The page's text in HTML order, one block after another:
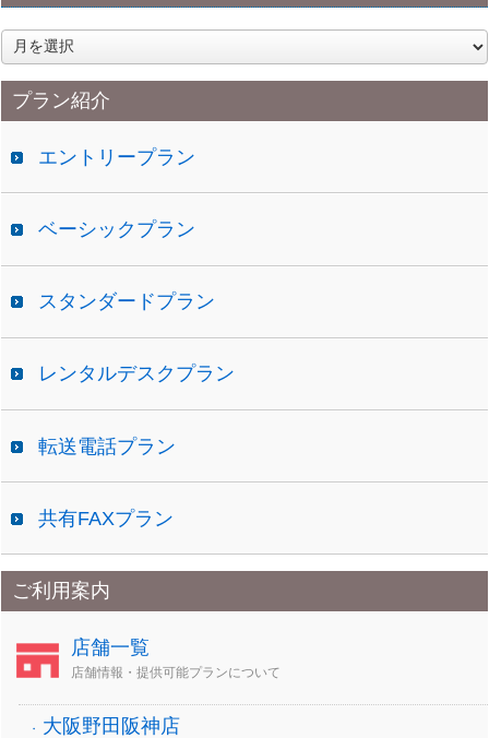
ア
ー
カ
イプラン紹介
エントリープラン
ベーシックプラン
スタンダードプラン
レンタルデスクプラン
転送電話プラン
共有FAXプラン
ご利用案内
店舗一覧
店舗情報・提供可能プランについて
大阪野田阪神店